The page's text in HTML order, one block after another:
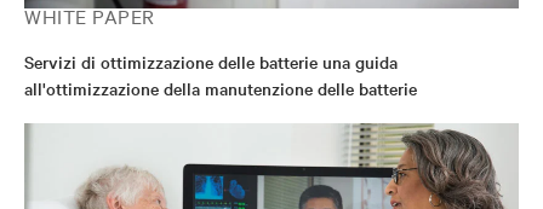
WHITE PAPER
Servizi di ottimizzazione delle batterie una guida
all'ottimizzazione della manutenzione delle batterie